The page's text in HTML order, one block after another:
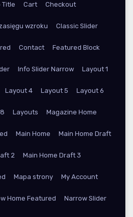
Title Cart Checkout
wzroku Classic Slider
Contact Featured Block
Info Slider Narrow Layout 1
Layout 4 Layout 5 Layout 6
Layouts Magazine Home
Main Home Main Home Draft
2 Main Home Draft 3
Mapa strony My Account
Home Featured Narrow Slider